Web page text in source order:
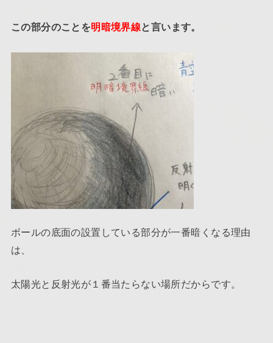
この部分のことを明暗境界線と言います。
ボールの底面の設置している部分が一番暗くなる理由
は、
太陽光と反射光が１番当たらない場所だからです。